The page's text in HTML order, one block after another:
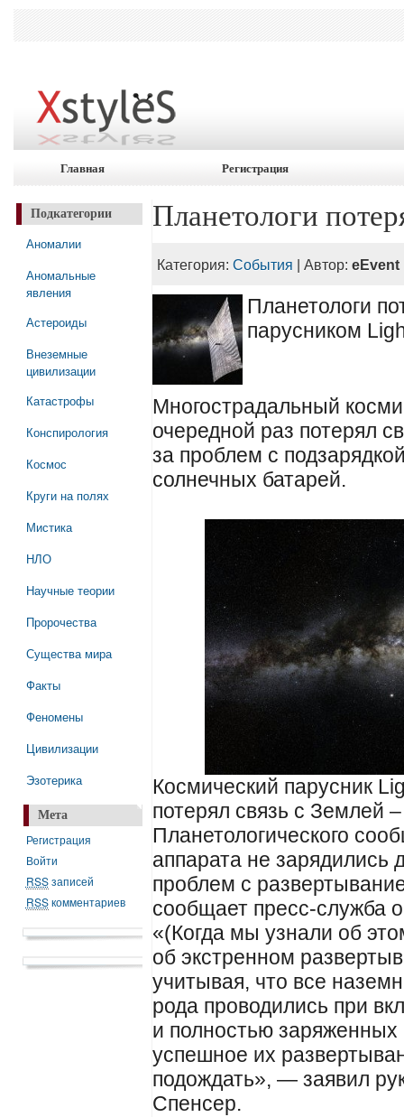
Главная Регистрация
Подкатегории
Аномалии
Аномальные
явления
Астероиды
Внеземные
цивилизации
Катастрофы
Конспирология
Космос
Круги на полях
Мистика
НЛО
Научные теории
Пророчества
Существа мира
Факты
Феномены
Цивилизации
Эзотерика
Мета
Регистрация
Войти
RSSзаписей
RSSкомментариев
Планетологи
Категория:События | Автор:eEvent
Планетологи
парусником
Многострадальный
очередной раз потерял
за проблем с
солнечных батарей.
Космический парусник
потерял связь с Землей
Планетологического
аппарата не зарядились
проблем с
сообщает пресс-служба
«(Когда мы узнали об
об экстренном
учитывая, что все
рода проводились при
и полностью
успешное их
подождать», — заявил
Спенсер.